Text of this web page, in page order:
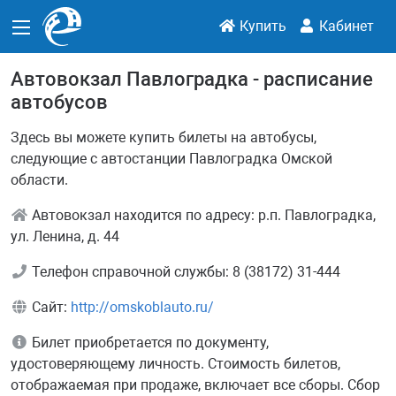
Купить Кабинет
Автовокзал Павлоградка - расписание
автобусов
Здесь вы можете купить билеты на автобусы,
следующие с автостанции Павлоградка Омской
области.
Автовокзал находится по адресу: р.п. Павлоградка,
ул. Ленина, д. 44
Телефон справочной службы: 8 (38172) 31-444
Сайт: http://omskoblauto.ru/
Билет приобретается по документу,
удостоверяющему личность. Стоимость билетов,
отображаемая при продаже, включает все сборы. Сбор